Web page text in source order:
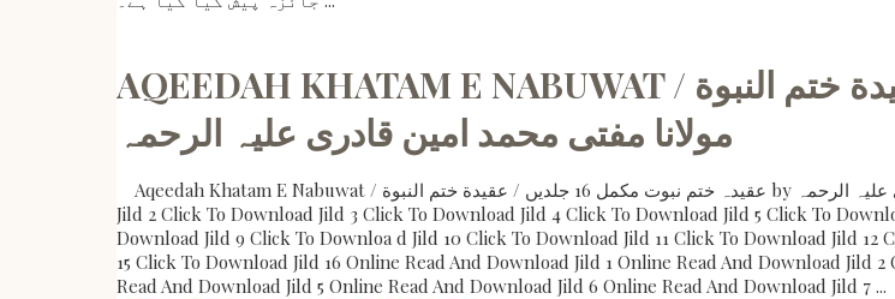
AQEEDAH KHATAM E NABUWAT / عقیدہ ختم نبوت مکمل 16 جلدیں / عقیدة ختم النبوة BY
مولانا مفتی محمد امین قادری علیہ الرحمہ
Aqeedah Khatam E Nabuwat / عقیدہ ختم نبوت مکمل 16 جلدیں / عقیدة ختم النبوة by مولانا مفتی محمد امین قادری علیہ الرحمہ Click To Download Jild 1 Click To Downlo ad
Jild 2 Click To Download Jild 3 Click To Download Jild 4 Click To Download Jild 5 Click To
Download Jild 9 Click To Downloa d Jild 10 Click To Download Jild 11 Click To Download Jild
15 Click To Download Jild 16 Online Read And Download Jild 1 Online Read And Download Jild
Read And Download Jild 5 Online Read And Download Jild 6 Online Read And Download Jild 7 ...